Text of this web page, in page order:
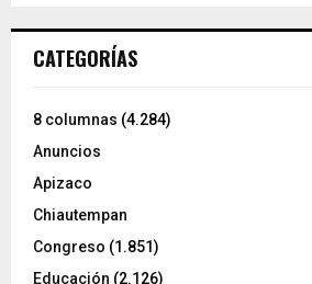
CATEGORÍAS
8 columnas (4.284)
Anuncios
Apizaco
Chiautempan
Congreso (1.851)
Educación (2.126)